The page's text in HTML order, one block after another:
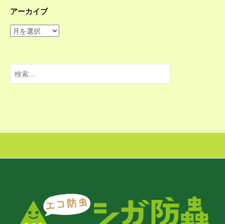
アーカイブ
ア
イ
ブ
検
索: